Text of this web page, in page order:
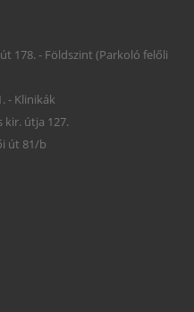
178. - Földszint (Parkoló felőli
- Klinikák
kir. útja 127.
út 81/b